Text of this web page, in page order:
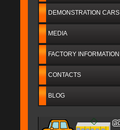
DEMONSTRATION CARS
MEDIA
FACTORY INFORMATION
CONTACTS
BLOG